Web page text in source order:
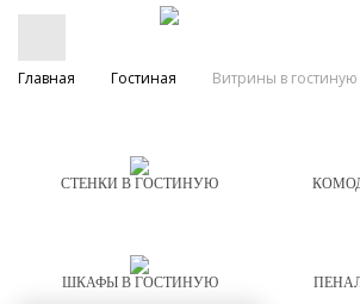
Главная Гостиная Витрины в гостиную
СТЕНКИ В ГОСТИНУЮ
ШКАФЫ В ГОСТИНУЮ